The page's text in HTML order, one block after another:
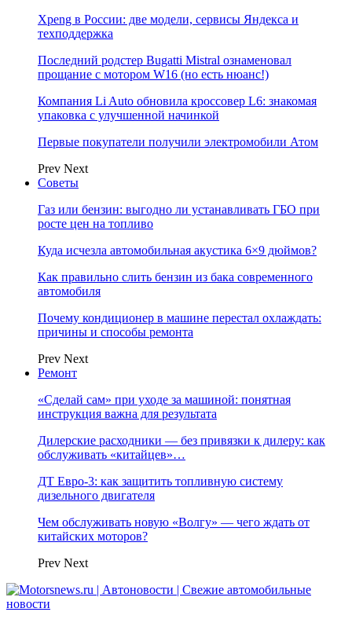
Xpeng в России: две модели, сервисы Яндекса и
техподдержка
Последний родстер Bugatti Mistral ознаменовал
прощание с мотором W16 (но есть нюанс!)
Компания Li Auto обновила кроссовер L6: знакомая
упаковка с улучшенной начинкой
Первые покупатели получили электромобили Атом
Prev Next
Советы
Газ или бензин: выгодно ли устанавливать ГБО при
росте цен на топливо
Куда исчезла автомобильная акустика 6×9 дюймов?
Как правильно слить бензин из бака современного
автомобиля
Почему кондиционер в машине перестал охлаждать:
причины и способы ремонта
Prev Next
Ремонт
«Сделай сам» при уходе за машиной: понятная
инструкция важна для результата
Дилерские расходники — без привязки к дилеру: как
обслуживать «китайцев»…
ДТ Евро-3: как защитить топливную систему
дизельного двигателя
Чем обслуживать новую «Волгу» — чего ждать от
китайских моторов?
Prev Next